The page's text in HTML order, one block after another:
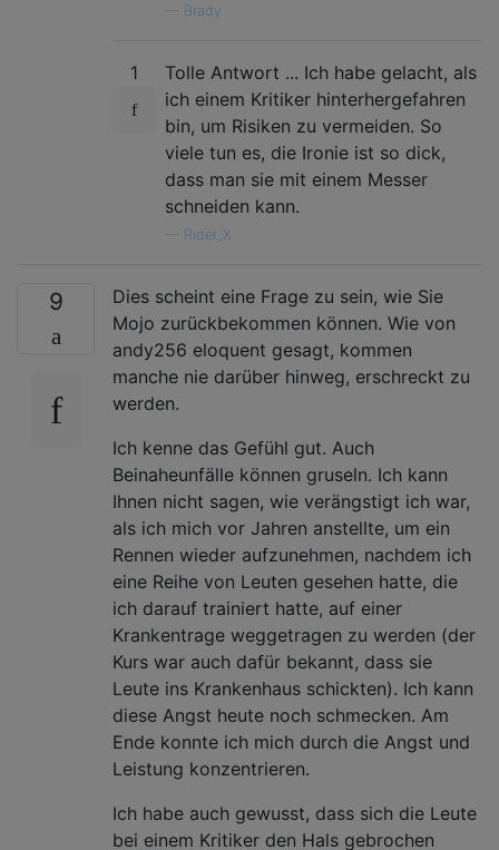
Brady
1
Tolle Antwort ... Ich habe gelacht, als
ich einem Kritiker hinterhergefahren
bin, um Risiken zu vermeiden. So
viele tun es, die Ironie ist so dick,
dass man sie mit einem Messer
schneiden kann.
Rider_X
9
Dies scheint eine Frage zu sein, wie Sie
Mojo zurückbekommen können. Wie von
andy256 eloquent gesagt, kommen
manche nie darüber hinweg, erschreckt zu
werden.
Ich kenne das Gefühl gut. Auch
Beinaheunfälle können gruseln. Ich kann
Ihnen nicht sagen, wie verängstigt ich war,
als ich mich vor Jahren anstellte, um ein
Rennen wieder aufzunehmen, nachdem ich
eine Reihe von Leuten gesehen hatte, die
ich darauf trainiert hatte, auf einer
Krankentrage weggetragen zu werden (der
Kurs war auch dafür bekannt, dass sie
Leute ins Krankenhaus schickten). Ich kann
diese Angst heute noch schmecken. Am
Ende konnte ich mich durch die Angst und
Leistung konzentrieren.
Ich habe auch gewusst, dass sich die Leute
bei einem Kritiker den Hals gebrochen